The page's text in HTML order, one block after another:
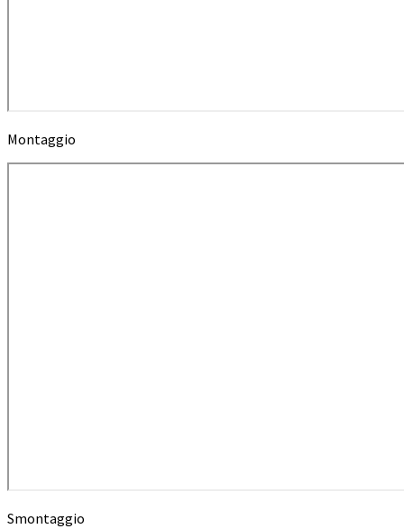
Montaggio
Smontaggio